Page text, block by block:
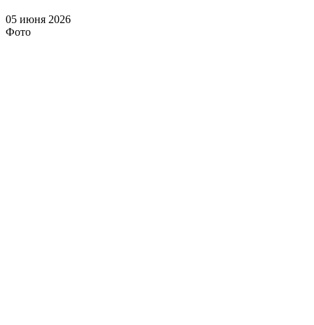
05 июня 2026
Фото